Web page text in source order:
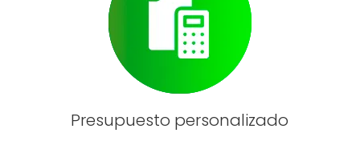
Presupuesto personalizado